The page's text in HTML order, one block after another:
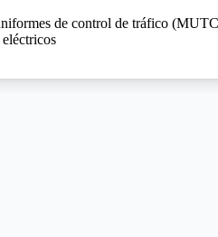
de control de tráfico